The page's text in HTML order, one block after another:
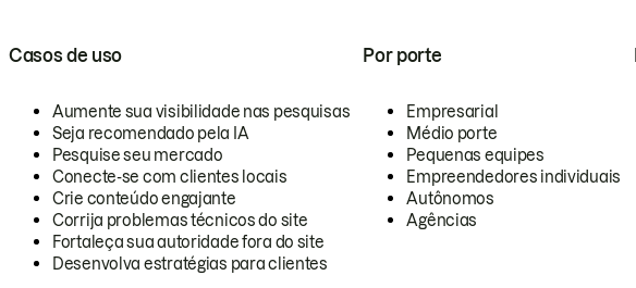
Casos de uso
Aumente sua visibilidade nas pesquisas
Seja recomendado pela IA
Pesquise seu mercado
Conecte-se com clientes locais
Crie conteúdo engajante
Corrija problemas técnicos do site
Fortaleça sua autoridade fora do site
Desenvolva estratégias para clientes
Por porte
Empresarial
Médio porte
Pequenas equipes
Empreendedores individuais
Autônomos
Agências